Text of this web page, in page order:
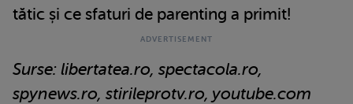
tătic și ce sfaturi de parenting a primit!
Surse: libertatea.ro, spectacola.ro,
spynews.ro, stirileprotv.ro, youtube.com